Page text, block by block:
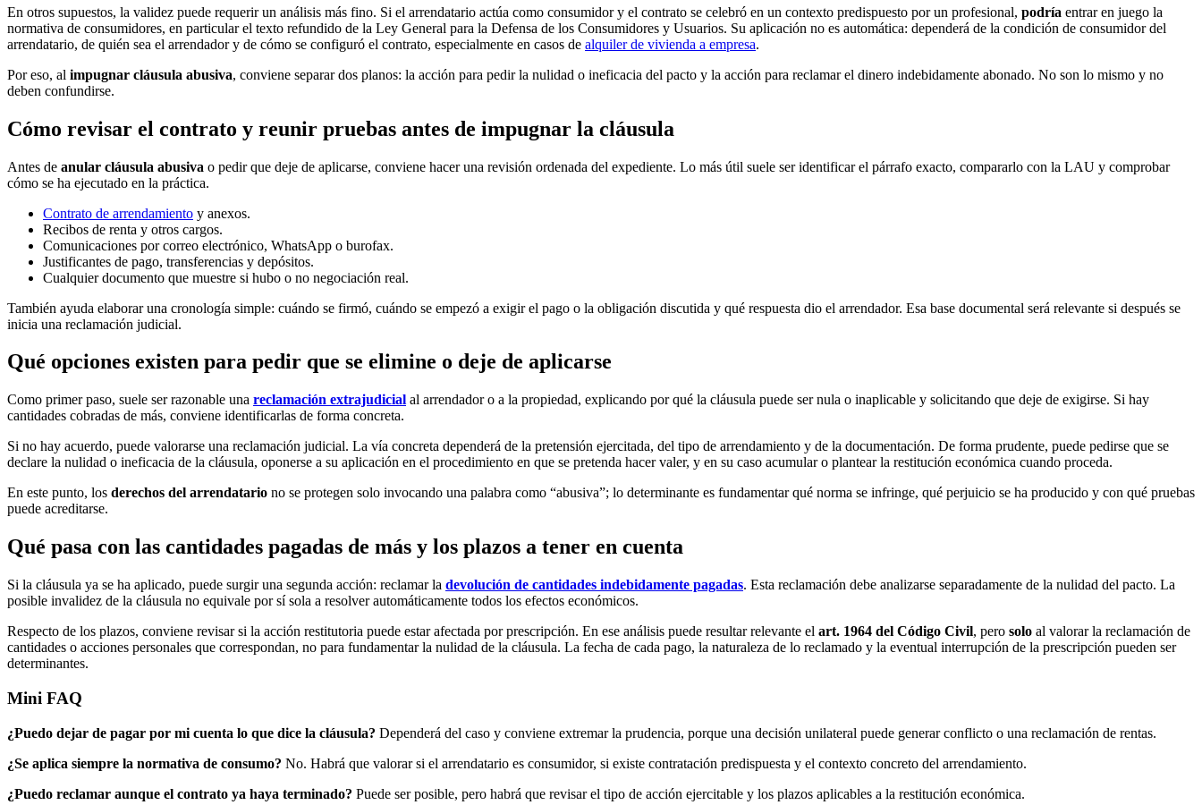
En otros supuestos, la validez puede requerir un análisis más fino. Si el arrendatario actúa como consumidor y el contrato se celebró en un contexto predispuesto por un profesional, podría entrar en juego la
normativa de consumidores, en particular el texto refundido de la Ley General para la Defensa de los Consumidores y Usuarios. Su aplicación no es automática: dependerá de la condición de consumidor del
arrendatario, de quién sea el arrendador y de cómo se configuró el contrato, especialmente en casos de alquiler de vivienda a empresa.
Por eso, al impugnar cláusula abusiva, conviene separar dos planos: la acción para pedir la nulidad o ineficacia del pacto y la acción para reclamar el dinero indebidamente abonado. No son lo mismo y no
deben confundirse.
Cómo revisar el contrato y reunir pruebas antes de impugnar la cláusula
Antes de anular cláusula abusiva o pedir que deje de aplicarse, conviene hacer una revisión ordenada del expediente. Lo más útil suele ser identificar el párrafo exacto, compararlo con la LAU y comprobar
cómo se ha ejecutado en la práctica.
Contrato de arrendamiento y anexos.
Recibos de renta y otros cargos.
Comunicaciones por correo electrónico, WhatsApp o burofax.
Justificantes de pago, transferencias y depósitos.
Cualquier documento que muestre si hubo o no negociación real.
También ayuda elaborar una cronología simple: cuándo se firmó, cuándo se empezó a exigir el pago o la obligación discutida y qué respuesta dio el arrendador. Esa base documental será relevante si después se
inicia una reclamación judicial.
Qué opciones existen para pedir que se elimine o deje de aplicarse
Como primer paso, suele ser razonable una reclamación extrajudicial al arrendador o a la propiedad, explicando por qué la cláusula puede ser nula o inaplicable y solicitando que deje de exigirse. Si hay
cantidades cobradas de más, conviene identificarlas de forma concreta.
Si no hay acuerdo, puede valorarse una reclamación judicial. La vía concreta dependerá de la pretensión ejercitada, del tipo de arrendamiento y de la documentación. De forma prudente, puede pedirse que se
declare la nulidad o ineficacia de la cláusula, oponerse a su aplicación en el procedimiento en que se pretenda hacer valer, y en su caso acumular o plantear la restitución económica cuando proceda.
En este punto, los derechos del arrendatario no se protegen solo invocando una palabra como “abusiva”; lo determinante es fundamentar qué norma se infringe, qué perjuicio se ha producido y con qué pruebas
puede acreditarse.
Qué pasa con las cantidades pagadas de más y los plazos a tener en cuenta
Si la cláusula ya se ha aplicado, puede surgir una segunda acción: reclamar la devolución de cantidades indebidamente pagadas. Esta reclamación debe analizarse separadamente de la nulidad del pacto. La
posible invalidez de la cláusula no equivale por sí sola a resolver automáticamente todos los efectos económicos.
Respecto de los plazos, conviene revisar si la acción restitutoria puede estar afectada por prescripción. En ese análisis puede resultar relevante el art. 1964 del Código Civil, pero solo al valorar la reclamación de
cantidades o acciones personales que correspondan, no para fundamentar la nulidad de la cláusula. La fecha de cada pago, la naturaleza de lo reclamado y la eventual interrupción de la prescripción pueden ser
determinantes.
Mini FAQ
¿Puedo dejar de pagar por mi cuenta lo que dice la cláusula? Dependerá del caso y conviene extremar la prudencia, porque una decisión unilateral puede generar conflicto o una reclamación de rentas.
¿Se aplica siempre la normativa de consumo? No. Habrá que valorar si el arrendatario es consumidor, si existe contratación predispuesta y el contexto concreto del arrendamiento.
¿Puedo reclamar aunque el contrato ya haya terminado? Puede ser posible, pero habrá que revisar el tipo de acción ejercitable y los plazos aplicables a la restitución económica.